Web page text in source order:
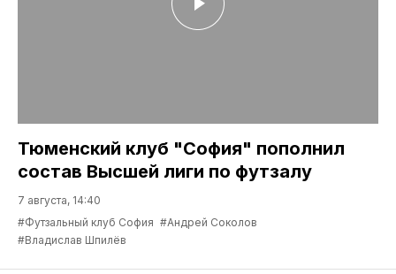
Тюменский клуб "София" пополнил
состав Высшей лиги по футзалу
7 августа, 14:40
#Футзальный клуб София #Андрей Соколов
#Владислав Шпилёв